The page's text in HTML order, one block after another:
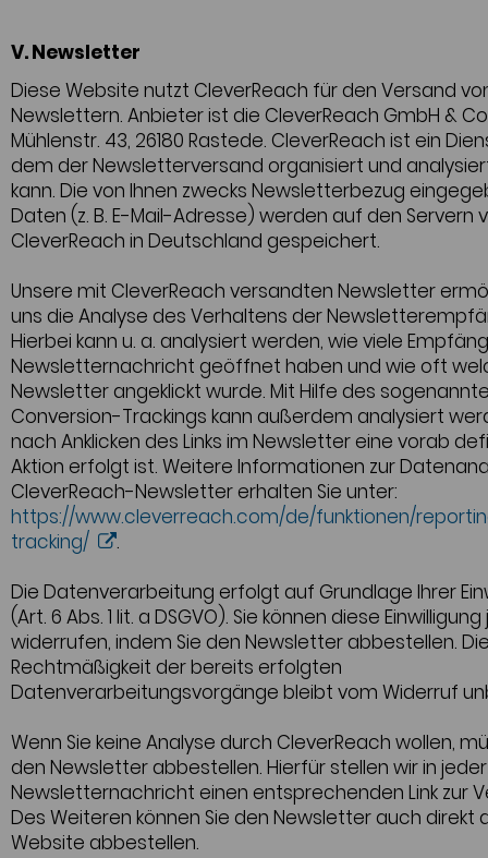
V. Newsletter
Diese Website nutzt CleverReach für den Versand
Newslettern. Anbieter ist die CleverReach GmbH &
Mühlenstr. 43, 26180 Rastede. CleverReach ist ein
dem der Newsletterversand organisiert und
kann. Die von Ihnen zwecks Newsletterbezug
Daten (z. B. E-Mail-Adresse) werden auf den Servern
CleverReach in Deutschland gespeichert.
Unsere mit CleverReach versandten Newsletter
uns die Analyse des Verhaltens der
Hierbei kann u. a. analysiert werden, wie viele
Newsletternachricht geöffnet haben und wie oft
Newsletter angeklickt wurde. Mit Hilfe des
Conversion-Trackings kann außerdem analysiert
nach Anklicken des Links im Newsletter eine vorab
Aktion erfolgt ist. Weitere Informationen zur
CleverReach-Newsletter erhalten Sie unter:
https://www.cleverreach.com/de/funktionen/
tracking/
.
Die Datenverarbeitung erfolgt auf Grundlage Ihrer
(Art. 6 Abs. 1 lit. a DSGVO). Sie können diese
widerrufen, indem Sie den Newsletter abbestellen.
Rechtmäßigkeit der bereits erfolgten
Datenverarbeitungsvorgänge bleibt vom Widerruf
Wenn Sie keine Analyse durch CleverReach wollen,
den Newsletter abbestellen. Hierfür stellen wir in jeder
Newsletternachricht einen entsprechenden Link zur
Des Weiteren können Sie den Newsletter auch direkt
Website abbestellen.